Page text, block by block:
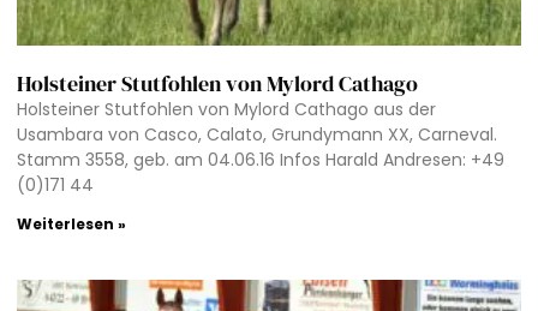
Holsteiner Stutfohlen von Mylord Cathago
Holsteiner Stutfohlen von Mylord Cathago aus der
Usambara von Casco, Calato, Grundymann XX, Carneval.
Stamm 3558, geb. am 04.06.16 Infos Harald Andresen: +49
(0)171 44
Weiterlesen »